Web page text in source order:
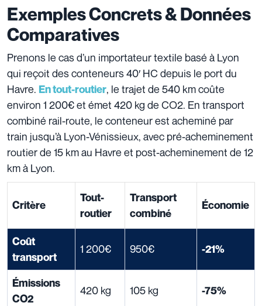
Exemples Concrets & Données
Comparatives
Prenons le cas d’un importateur textile basé à Lyon
qui reçoit des conteneurs 40′ HC depuis le port du
Havre. En tout-routier, le trajet de 540 km coûte
environ 1 200€ et émet 420 kg de CO2. En transport
combiné rail-route, le conteneur est acheminé par
train jusqu’à Lyon-Vénissieux, avec pré-acheminement
routier de 15 km au Havre et post-acheminement de 12
km à Lyon.
Critère
Tout-
routier
Transport
combiné
Économie
Coût
transport
1 200€ 950€ -21%
Émissions
CO2
420 kg 105 kg -75%